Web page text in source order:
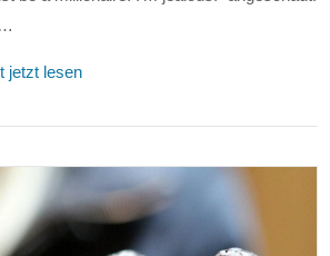
VIEW POST
jetzt lesen